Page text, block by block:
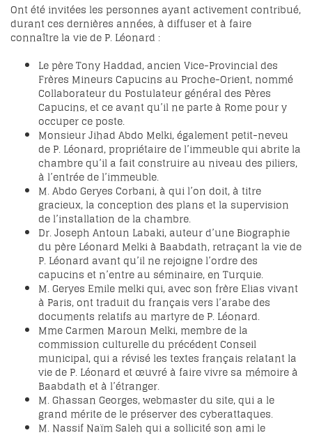
Ont été invitées les personnes ayant activement contribué,
durant ces dernières années, à diffuser et à faire
connaître la vie de P. Léonard :
Le père Tony Haddad, ancien Vice-Provincial des
Frères Mineurs Capucins au Proche-Orient, nommé
Collaborateur du Postulateur général des Pères
Capucins, et ce avant qu’il ne parte à Rome pour y
occuper ce poste.
Monsieur Jihad Abdo Melki, également petit-neveu
de P. Léonard, propriétaire de l’immeuble qui abrite la
chambre qu’il a fait construire au niveau des piliers,
à l’entrée de l’immeuble.
M. Abdo Geryes Corbani, à qui l’on doit, à titre
gracieux, la conception des plans et la supervision
de l’installation de la chambre.
Dr. Joseph Antoun Labaki, auteur d’une Biographie
du père Léonard Melki à Baabdath, retraçant la vie de
P. Léonard avant qu’il ne rejoigne l’ordre des
capucins et n’entre au séminaire, en Turquie.
M. Geryes Emile melki qui, avec son frère Elias vivant
à Paris, ont traduit du français vers l’arabe des
documents relatifs au martyre de P. Léonard.
Mme Carmen Maroun Melki, membre de la
commission culturelle du précédent Conseil
municipal, qui a révisé les textes français relatant la
vie de P. Léonard et œuvré à faire vivre sa mémoire à
Baabdath et à l’étranger.
M. Ghassan Georges, webmaster du site, qui a le
grand mérite de le préserver des cyberattaques.
M. Nassif Naïm Saleh qui a sollicité son ami le